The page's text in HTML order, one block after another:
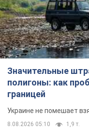
Значительные
полигоны: как
границей
Украине не помешает
8.08.2026 05:10 1,9 т.